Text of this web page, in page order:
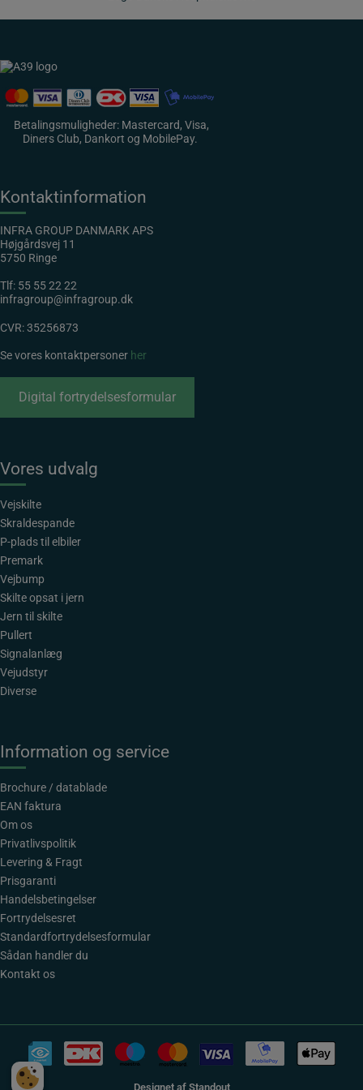
Betalingsmuligheder: Mastercard, Visa,
Diners Club, Dankort og MobilePay.
Kontaktinformation
INFRA GROUP DANMARK APS
Højgårdsvej 11
5750 Ringe
Tlf: 55 55 22 22
infragroup@infragroup.dk
CVR: 35256873
Se vores kontaktpersoner her
Digital fortrydelsesformular
Vores udvalg
Vejskilte
Skraldespande
P-plads til elbiler
Premark
Vejbump
Skilte opsat i jern
Jern til skilte
Pullert
Signalanlæg
Vejudstyr
Diverse
Information og service
Brochure / datablade
EAN faktura
Om os
Privatlivspolitik
Levering & Fragt
Prisgaranti
Handelsbetingelser
Fortrydelsesret
Standardfortrydelsesformular
Sådan handler du
Kontakt os
Designet af Standout